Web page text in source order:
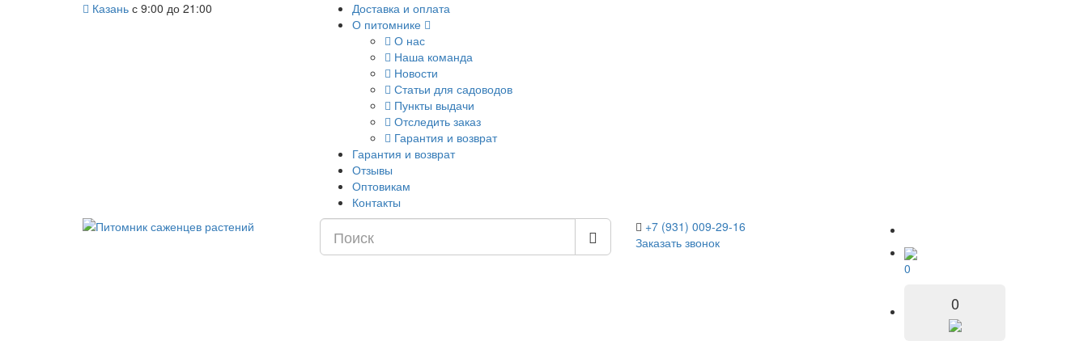
Казань с 9:00 до 21:00
Доставка и оплата
О питомнике
О нас
Наша команда
Новости
Статьи для садоводов
Пункты выдачи
Отследить заказ
Гарантия и возврат
Гарантия и возврат
Отзывы
Оптовикам
Контакты
+7 (931) 009-29-16
Заказать звонок
0
0